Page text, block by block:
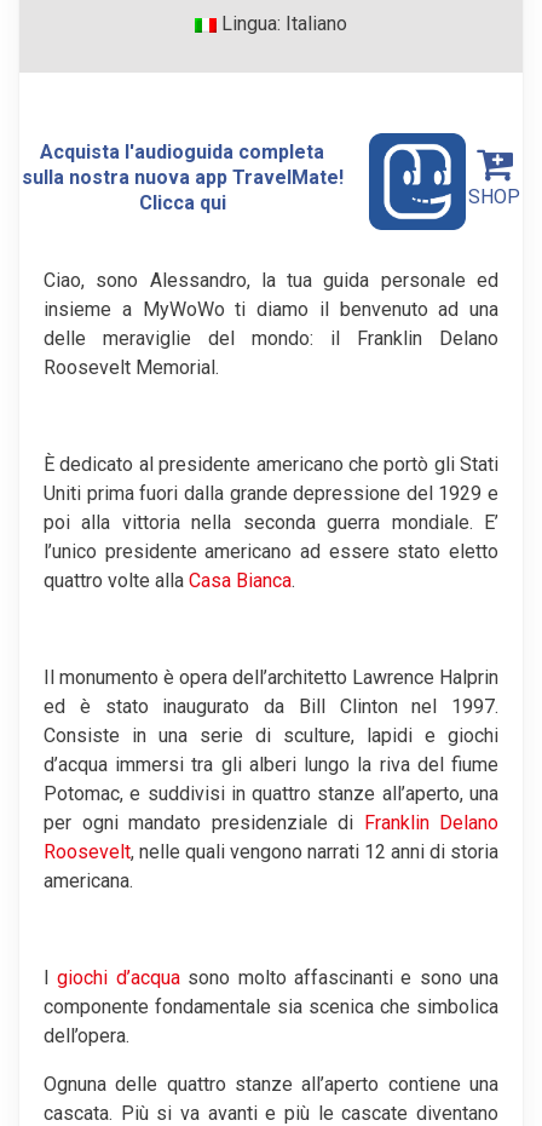
Lingua: Italiano
Acquista l'audioguida completa
sulla nostra nuova app TravelMate!
Clicca qui
SHOP
Ciao, sono Alessandro, la tua guida personale ed
insieme a MyWoWo ti diamo il benvenuto ad una
delle meraviglie del mondo: il Franklin Delano
Roosevelt Memorial.
È dedicato al presidente americano che portò gli Stati
Uniti prima fuori dalla grande depressione del 1929 e
poi alla vittoria nella seconda guerra mondiale. E’
l’unico presidente americano ad essere stato eletto
quattro volte alla Casa Bianca.
Il monumento è opera dell’architetto Lawrence Halprin
ed è stato inaugurato da Bill Clinton nel 1997.
Consiste in una serie di sculture, lapidi e giochi
d’acqua immersi tra gli alberi lungo la riva del fiume
Potomac, e suddivisi in quattro stanze all’aperto, una
per ogni mandato presidenziale di Franklin Delano
Roosevelt, nelle quali vengono narrati 12 anni di storia
americana.
Igiochi d’acquasono molto affascinanti e sono una
componente fondamentale sia scenica che simbolica
dell’opera.
Ognuna delle quattro stanze all’aperto contiene una
cascata. Più si va avanti e più le cascate diventano